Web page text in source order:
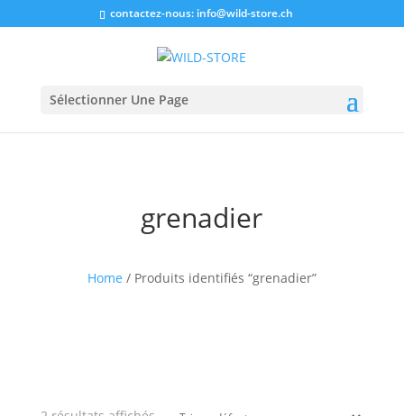
contactez-nous: info@wild-store.ch
Sélectionner Une Page
grenadier
Home / Produits identifiés “grenadier”